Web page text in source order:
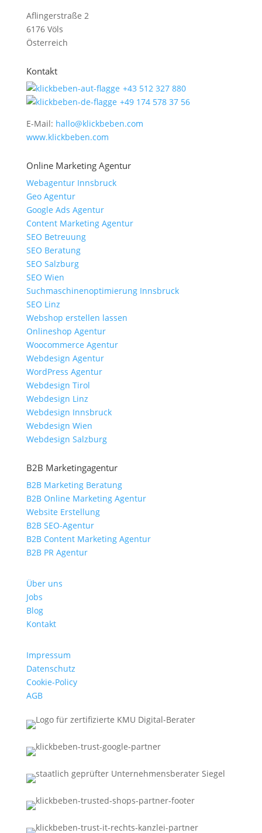
Aflingerstraße 2
6176 Völs
Österreich
Kontakt
+43 512 327 880
+49 174 578 37 56
E-Mail: hallo@klickbeben.com
www.klickbeben.com
Online Marketing Agentur
Webagentur Innsbruck
Geo Agentur
Google Ads Agentur
Content Marketing Agentur
SEO Betreuung
SEO Beratung
SEO Salzburg
SEO Wien
Suchmaschinenoptimierung Innsbruck
SEO Linz
Webshop erstellen lassen
Onlineshop Agentur
Woocommerce Agentur
Webdesign Agentur
WordPress Agentur
Webdesign Tirol
Webdesign Linz
Webdesign Innsbruck
Webdesign Wien
Webdesign Salzburg
B2B Marketingagentur
B2B Marketing Beratung
B2B Online Marketing Agentur
Website Erstellung
B2B SEO-Agentur
B2B Content Marketing Agentur
B2B PR Agentur
Über uns
Jobs
Blog
Kontakt
Impressum
Datenschutz
Cookie-Policy
AGB